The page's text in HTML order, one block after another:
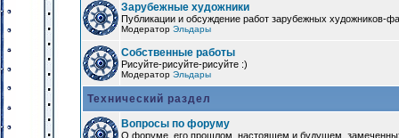
Зарубежные художники
Публикации и обсуждение работ зарубежных художников-
Модератор Эльдары
Собственные работы
Рисуйте-рисуйте-рисуйте :)
Модератор Эльдары
Технический раздел
Вопросы по форуму
О форуме, его прошлом, настоящем и будущем,